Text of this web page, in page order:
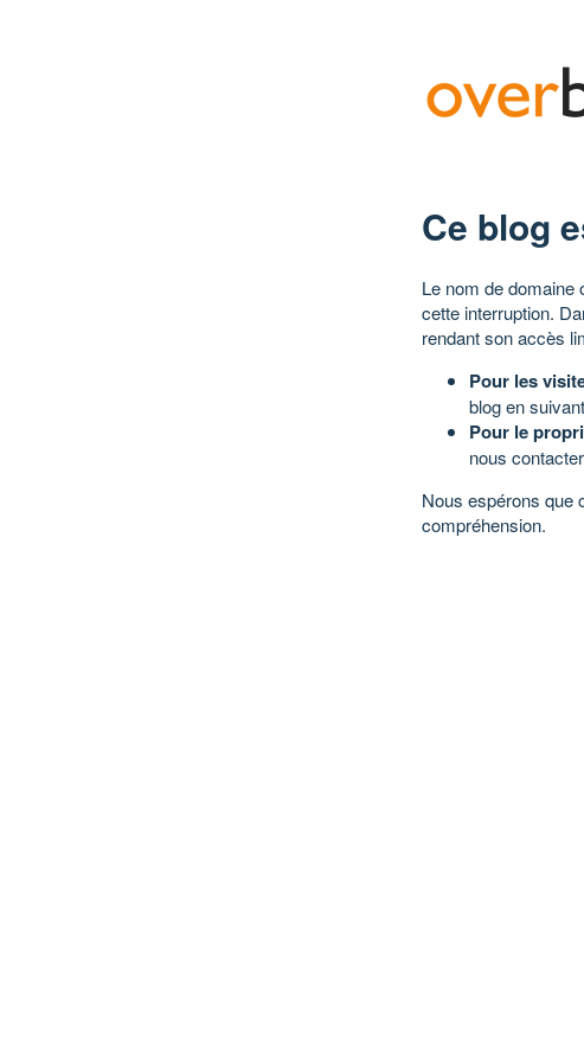
Ce blog
Le nom de domaine
cette interruption.
rendant son accès
Pour les
blog en suivant
Pour le
nous
Nous espérons que
compréhension.